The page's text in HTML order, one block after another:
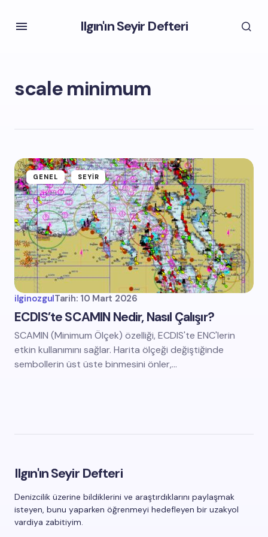
Ilgın'ın Seyir Defteri
scale minimum
GENEL SEYIR
ilginozgulTarih: 10 Mart 2026
ECDIS’te SCAMIN Nedir, Nasıl Çalışır?
SCAMIN (Minimum Ölçek) özelliği, ECDIS'te ENC'lerin
etkin kullanımını sağlar. Harita ölçeği değiştiğinde
sembollerin üst üste binmesini önler,…
Ilgın'ın Seyir Defteri
Denizcilik üzerine bildiklerini ve araştırdıklarını paylaşmak
isteyen, bunu yaparken öğrenmeyi hedefleyen bir uzakyol
vardiya zabitiyim.